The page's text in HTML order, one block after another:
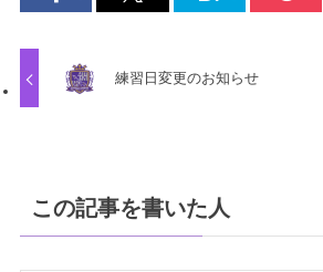
練習日変更のお知らせ
この記事を書いた人